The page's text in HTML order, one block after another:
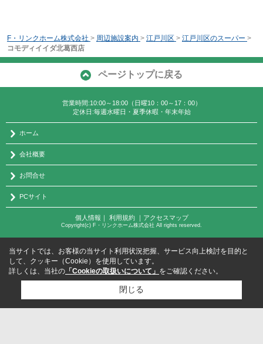
F・リンクホーム株式会社 > 周辺施設案内 > 江戸川区 > 江戸川区のスーパー >
コモディイイダ北葛西店
ページトップに戻る
営業時間:10:00～18:00（日曜10：00～17：00）
定休日:毎週水曜日・夏季休暇・年末年始
ホーム
会社概要
お問合せ
PCサイト
個人情報 ｜ 利用規約｜ アクセスマップ
Copyright(c) F・リンクホーム株式会社 All rights reserved.
当サイトでは、お客様の当サイト利用状況把握、サービス向上検討を目的と
して、クッキー（Cookie）を使用しています。
詳しくは、当社の 「Cookieの取扱いについて」 をご確認ください。
閉じる